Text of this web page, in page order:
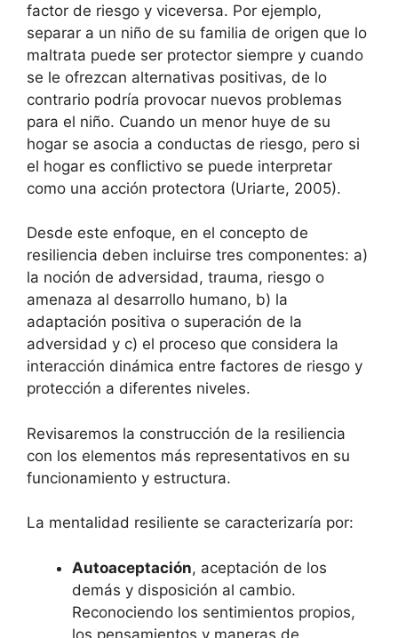
factor de riesgo y viceversa. Por ejemplo,
separar a un niño de su familia de origen que lo
maltrata puede ser protector siempre y cuando
se le ofrezcan alternativas positivas, de lo
contrario podría provocar nuevos problemas
para el niño. Cuando un menor huye de su
hogar se asocia a conductas de riesgo, pero si
el hogar es conflictivo se puede interpretar
como una acción protectora (Uriarte, 2005).
Desde este enfoque, en el concepto de
resiliencia deben incluirse tres componentes: a)
la noción de adversidad, trauma, riesgo o
amenaza al desarrollo humano, b) la
adaptación positiva o superación de la
adversidad y c) el proceso que considera la
interacción dinámica entre factores de riesgo y
protección a diferentes niveles.
Revisaremos la construcción de la resiliencia
con los elementos más representativos en su
funcionamiento y estructura.
La mentalidad resiliente se caracterizaría por:
Autoaceptación, aceptación de los
demás y disposición al cambio.
Reconociendo los sentimientos propios,
los pensamientos y maneras de